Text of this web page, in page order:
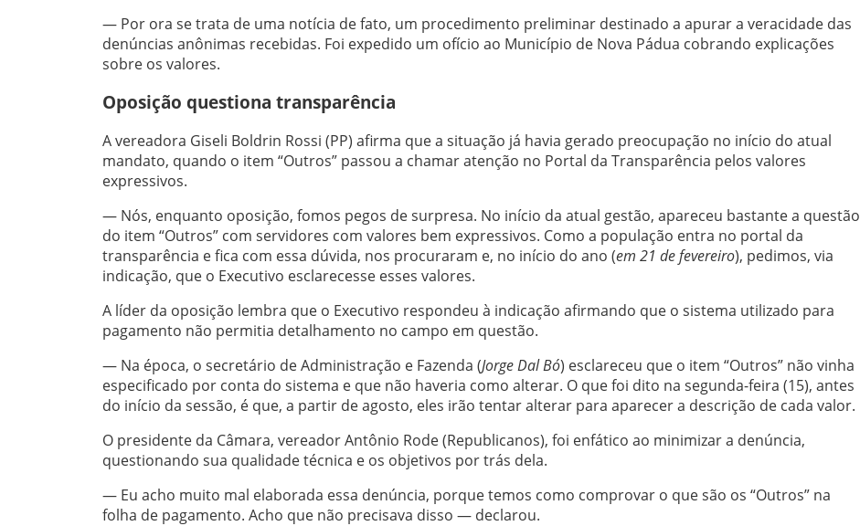
— Por ora se trata de uma notícia de fato, um procedimento preliminar destinado a apurar a veracidade das
denúncias anônimas recebidas. Foi expedido um ofício ao Município de Nova Pádua cobrando explicações
sobre os valores.
Oposição questiona transparência
A vereadora Giseli Boldrin Rossi (PP) afirma que a situação já havia gerado preocupação no início do atual
mandato, quando o item “Outros” passou a chamar atenção no Portal da Transparência pelos valores
expressivos.
— Nós, enquanto oposição, fomos pegos de surpresa. No início da atual gestão, apareceu bastante a questão
do item “Outros” com servidores com valores bem expressivos. Como a população entra no portal da
transparência e fica com essa dúvida, nos procuraram e, no início do ano (em 21 de fevereiro), pedimos, via
indicação, que o Executivo esclarecesse esses valores.
A líder da oposição lembra que o Executivo respondeu à indicação afirmando que o sistema utilizado para
pagamento não permitia detalhamento no campo em questão.
— Na época, o secretário de Administração e Fazenda (Jorge Dal Bó) esclareceu que o item “Outros” não vinha
especificado por conta do sistema e que não haveria como alterar. O que foi dito na segunda-feira (15), antes
do início da sessão, é que, a partir de agosto, eles irão tentar alterar para aparecer a descrição de cada valor.
O presidente da Câmara, vereador Antônio Rode (Republicanos), foi enfático ao minimizar a denúncia,
questionando sua qualidade técnica e os objetivos por trás dela.
— Eu acho muito mal elaborada essa denúncia, porque temos como comprovar o que são os “Outros” na
folha de pagamento. Acho que não precisava disso — declarou.